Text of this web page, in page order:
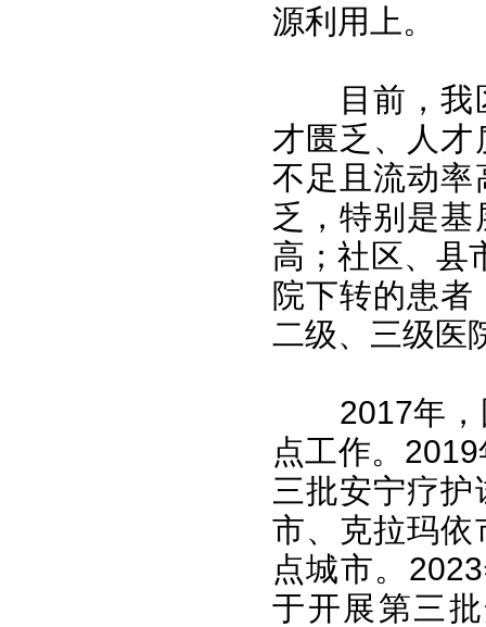
源利用上。
目前，
才匮乏、人
不足且流动率
乏，特别是
高；社区、县
院下转的患
二级、三级医
2017年
点工作。
三批安宁疗
市、克拉玛依
点城市。
于开展第三